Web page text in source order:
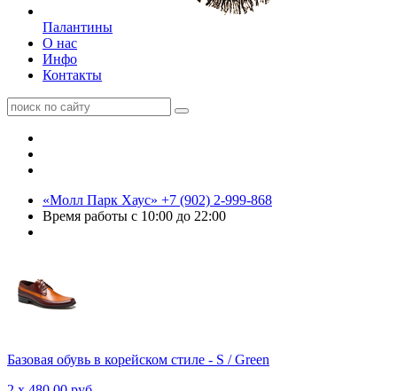
Палантины
О нас
Инфо
Контакты
«Молл Парк Хаус» +7 (902) 2-999-868
Время работы с 10:00 до 22:00
Базовая обувь в корейском стиле - S / Green